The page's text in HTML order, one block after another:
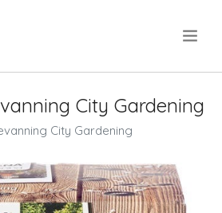
City Gardening
City Gardening